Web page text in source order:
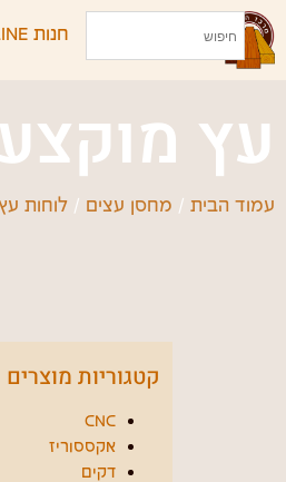
חנות ONLINE
עץ
עמוד הבית / מחסן עצים / לוחות
קטגוריות מוצרים
CNC
אקססוריז
דקים